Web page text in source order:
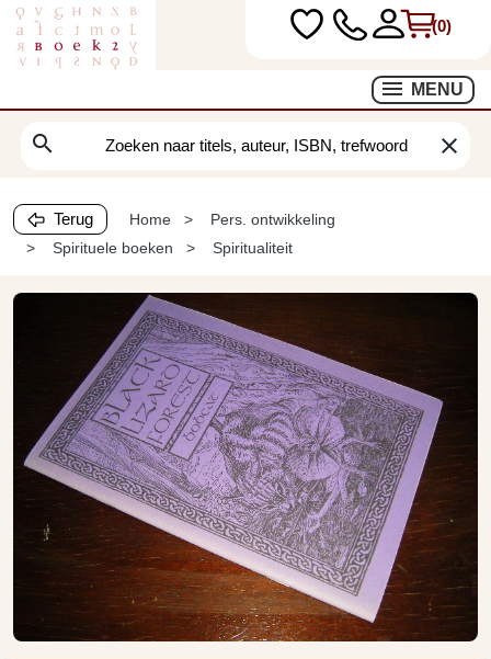
(0)
MENU
search clear
Terug Home
Pers. ontwikkeling
Spirituele boeken
Spiritualiteit